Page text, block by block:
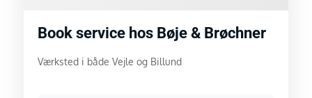
Book service hos Bøje & Brøchner
Værksted i både Vejle og Billund